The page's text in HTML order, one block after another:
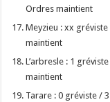
Ordres maintient
Meyzieu : xx
maintient
L’arbresle : 1
maintient
Tarare : 0 gréviste